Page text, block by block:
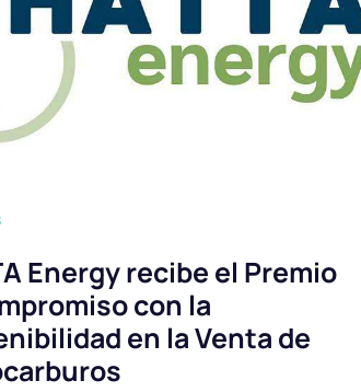
Energy recibe el Premio
con la
en la Venta de